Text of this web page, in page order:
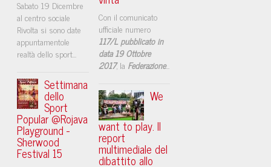
Sabato 19 Dicembre
al centro sociale
Rivolta si sono date
appuntamentole
realtà dello sport...
Settimana
dello
Sport
Popular @Rojava
Playground -
Sherwood
Festival 15
Con il comunicato
ufficiale numero
117/L pubblicato in
data 19 Ottobre
2017, la Federazione...
We
want to play. Il
report
multimediale del
dibattito allo